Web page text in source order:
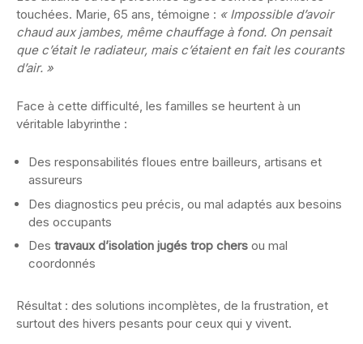
touchées. Marie, 65 ans, témoigne : « Impossible d’avoir
chaud aux jambes, même chauffage à fond. On pensait
que c’était le radiateur, mais c’étaient en fait les courants
d’air. »
Face à cette difficulté, les familles se heurtent à un
véritable labyrinthe :
Des responsabilités floues entre bailleurs, artisans et
assureurs
Des diagnostics peu précis, ou mal adaptés aux besoins
des occupants
Des travaux d’isolation jugés trop chers ou mal
coordonnés
Résultat : des solutions incomplètes, de la frustration, et
surtout des hivers pesants pour ceux qui y vivent.